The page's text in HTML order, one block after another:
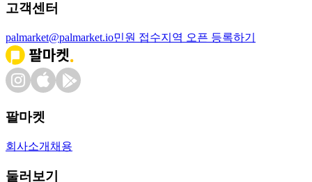
고객센터
palmarket@palmarket.io민원 접수지역 오픈 등록하기
팔마켓
회사소개 채용
둘러보기